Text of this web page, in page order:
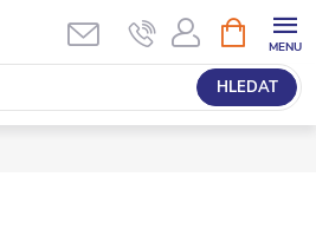
HLEDAT
NÁKUPNÍ
KOŠÍK